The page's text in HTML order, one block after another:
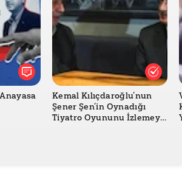
Kemal Kılıçdaroğlu’nun
Şener Şen’in Oynadığı
Tiyatro Oyununu İzlemeye